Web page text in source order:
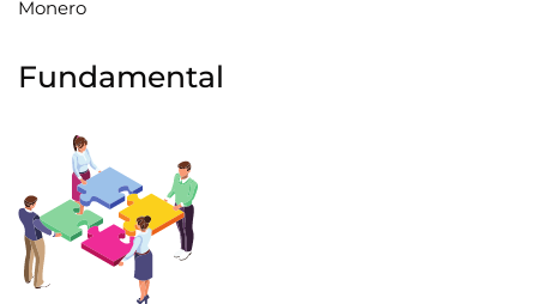
Monero
Fundamental